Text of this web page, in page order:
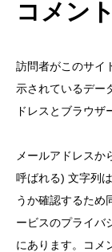
コメント
訪問者がこのサイ
示されているデー
ドレスとブラウザ
メールアドレスか
呼ばれる) 文字列
うか確認するため
ービスのプライバ
にあります。コメ